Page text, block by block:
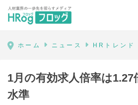
HRog | 人材業界の一歩
ホーム ニュース HRトレンド
1月の有効求人倍率は1.27
水準